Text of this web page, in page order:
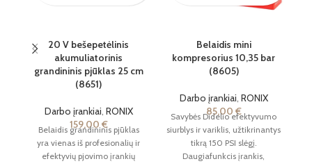
20 V bešepetėlinis
akumuliatorinis
grandininis pjūklas 25 cm
(8651)
Darbo įrankiai, RONIX
159,00€
Belaidis grandininis pjūklas
yra vienas iš profesionalių ir
efektyvių pjovimo įrankių
Belaidis mini
kompresorius 10,35 bar
(8605)
Darbo įrankiai, RONIX
85,00 €
Savybės Didelio efektyvumo
siurblys ir variklis, užtikrinantys
tikrą 150 PSI slėgį.
Daugiafunkcis įrankis,